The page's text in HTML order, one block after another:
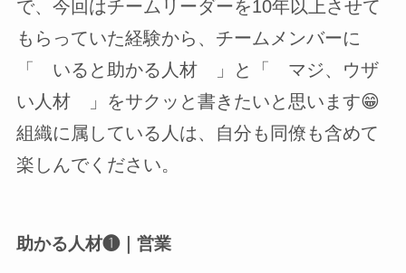
で、今回はチームリーダーを10年以上させて
もらっていた経験から、チームメンバーに
「 いると助かる人材 」と「 マジ、ウザ
い人材 」をサクッと書きたいと思います😁
組織に属している人は、自分も同僚も含めて
楽しんでください。
助かる人材❶｜営業